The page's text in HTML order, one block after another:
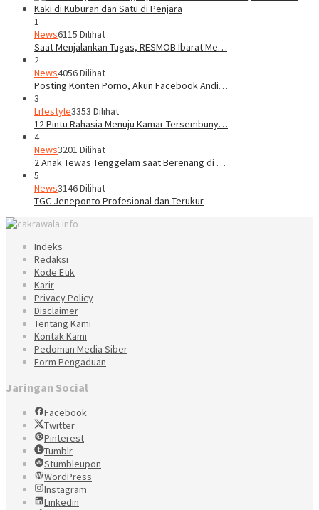
1
News6115 Dilihat
Saat Menjalankan Tugas, RESMOB Ibarat Me…
2
News4056 Dilihat
Posting Konten Porno, Akun Facebook Andi…
3
Lifestyle3353 Dilihat
12 Pintu Rahasia Menuju Kamar Tersembuny…
4
News3201 Dilihat
2 Anak Tewas Tenggelam saat Berenang di …
5
News3146 Dilihat
TGC Jeneponto Profesional dan Terukur
Indeks
Redaksi
Kode Etik
Karir
Privacy Policy
Disclaimer
Tentang Kami
Kontak Kami
Pedoman Media Siber
Form Pengaduan
Jaringan Social
Facebook
Twitter
Pinterest
Tumblr
Stumbleupon
WordPress
Instagram
Linkedin